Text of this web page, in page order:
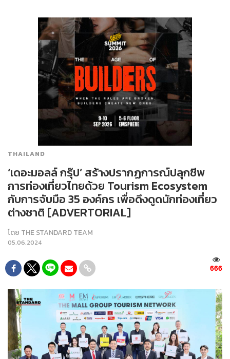
THAILAND
‘เดอะมอลล์ กรุ๊ป’ สร้างปรากฏการณ์ปลุกชีพ
การท่องเที่ยวไทยด้วย Tourism Ecosystem
กับการจับมือ 35 องค์กร เพื่อดึงดูดนักท่องเที่ยว
ต่างชาติ [ADVERTORIAL]
โดย THE STANDARD TEAM
05.06.2024
666